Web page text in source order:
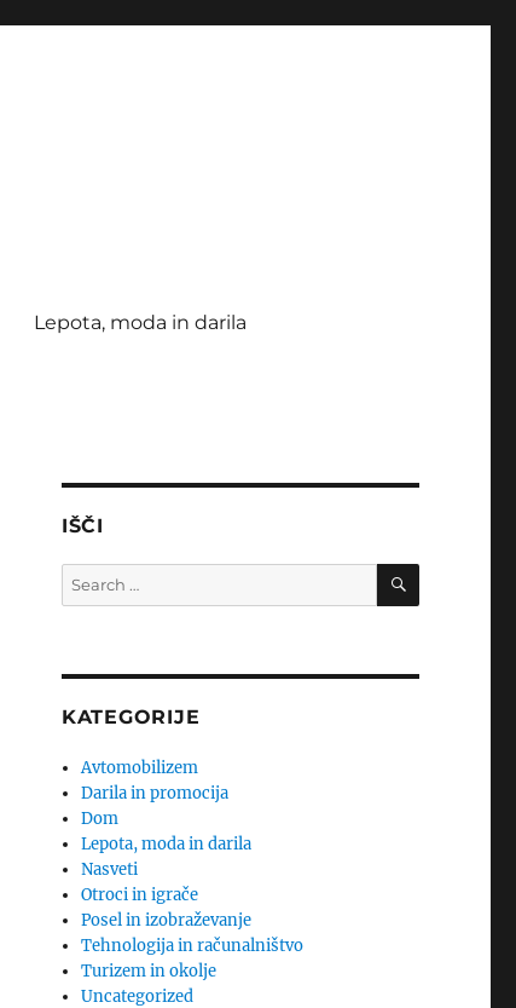
Lepota, moda in darila
IŠČI
Search
for:
SEARCH
KATEGORIJE
Avtomobilizem
Darila in promocija
Dom
Lepota, moda in darila
Nasveti
Otroci in igrače
Posel in izobraževanje
Tehnologija in računalništvo
Turizem in okolje
Uncategorized